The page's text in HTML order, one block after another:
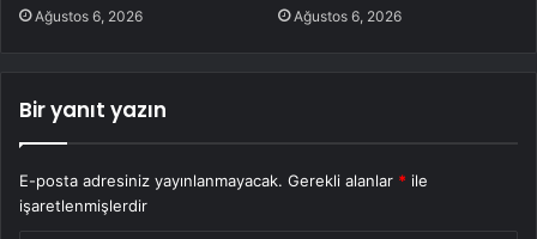
Ağustos 6, 2026 Ağustos 6, 2026
Bir yanıt yazın
E-posta adresiniz yayınlanmayacak. Gerekli alanlar * ile
işaretlenmişlerdir